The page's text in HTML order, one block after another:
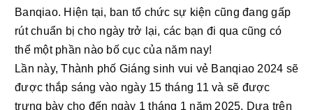
Banqiao. Hiện tại, ban tổ chức sự kiện cũng đang gấp
rút chuẩn bị cho ngày trở lại, các bạn đi qua cũng có
thể một phần nào bố cục của năm nay!
Lần này, Thành phố Giáng sinh vui vẻ Banqiao 2024 sẽ
được thắp sáng vào ngày 15 tháng 11 và sẽ được
trưng bày cho đến ngày 1 tháng 1 năm 2025. Dựa trên